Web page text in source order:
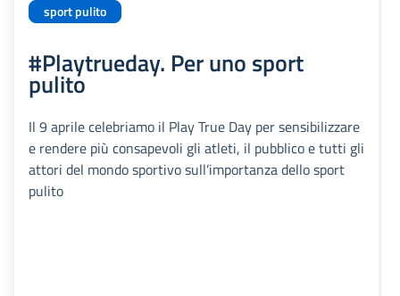
sport pulito
#Playtrueday. Per uno sport
pulito
Il 9 aprile celebriamo il Play True Day per sensibilizzare
e rendere più consapevoli gli atleti, il pubblico e tutti gli
attori del mondo sportivo sull’importanza dello sport
pulito